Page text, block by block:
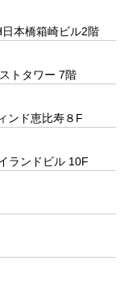
本橋箱崎ビル2階
トタワー 7階
ンド恵比寿８F
ランドビル 10F